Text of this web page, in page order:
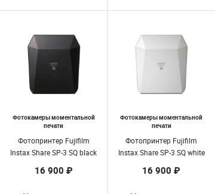
Фотокамеры моментальной
печати
Фотопринтер Fujifilm
Instax Share SP-3 SQ black
16 900 ₽
Фотокамеры моментальной
печати
Фотопринтер Fujifilm
Instax Share SP-3 SQ white
16 900 ₽